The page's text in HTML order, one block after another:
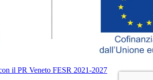
il PR Veneto FESR 2021-2027